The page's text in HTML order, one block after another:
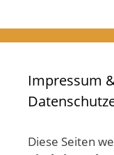
Impressum
Diese Seiten